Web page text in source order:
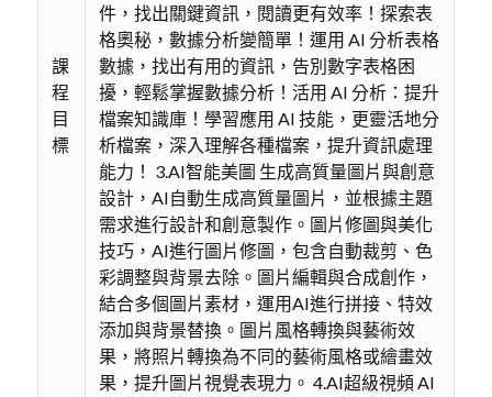
課
程
目
標
件，找出關鍵資訊，閱讀更有效率！探索表
格奧秘，數據分析變簡單！運用 AI 分析表格
數據，找出有用的資訊，告別數字表格困
擾，輕鬆掌握數據分析！活用 AI 分析：提升
檔案知識庫！學習應用 AI 技能，更靈活地分
析檔案，深入理解各種檔案，提升資訊處理
能力！ 3.AI智能美圖 生成高質量圖片與創意
設計，AI自動生成高質量圖片，並根據主題
需求進行設計和創意製作。圖片修圖與美化
技巧，AI進行圖片修圖，包含自動裁剪、色
彩調整與背景去除。圖片編輯與合成創作，
結合多個圖片素材，運用AI進行拼接、特效
添加與背景替換。圖片風格轉換與藝術效
果，將照片轉換為不同的藝術風格或繪畫效
果，提升圖片視覺表現力。 4.AI超級視頻 AI